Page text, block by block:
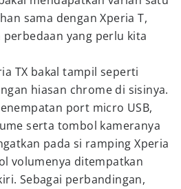
sama dengan Xperia T,
yang perlu kita
TX bakal tampil seperti
hiasan chrome di sisinya.
port micro USB,
serta tombol kameranya
pada si ramping Xperia
volumenya ditempatkan
Sebagai perbandingan,